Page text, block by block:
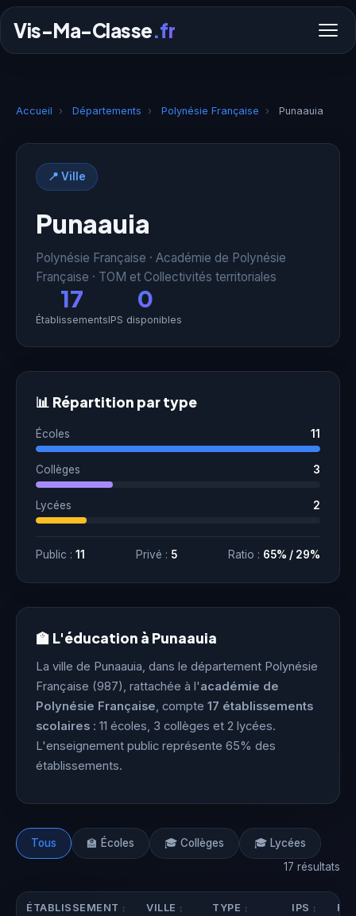
Vis-Ma-Classe.fr
Accueil › Départements › Polynésie Française › Punaauia
📍 Ville
Punaauia
Polynésie Française · Académie de Polynésie
Française · TOM et Collectivités territoriales
17
Établissements
0
IPS disponibles
📊 Répartition par type
Écoles 11
Collèges 3
Lycées 2
Public : 11 Privé : 5 Ratio : 65% / 29%
🏫 L'éducation à Punaauia
La ville de Punaauia, dans le département Polynésie
Française (987), rattachée à l'académie de
Polynésie Française, compte 17 établissements
scolaires : 11 écoles, 3 collèges et 2 lycées.
L'enseignement public représente 65% des
établissements.
Tous 🏫 Écoles 🎓 Collèges
🎓 Lycées
17 résultats
ÉTABLISSEMENT VILLE TYPE IPS